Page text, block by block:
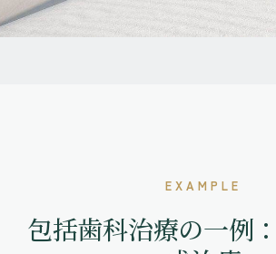
EXAMPLE
包括歯科治療の一例